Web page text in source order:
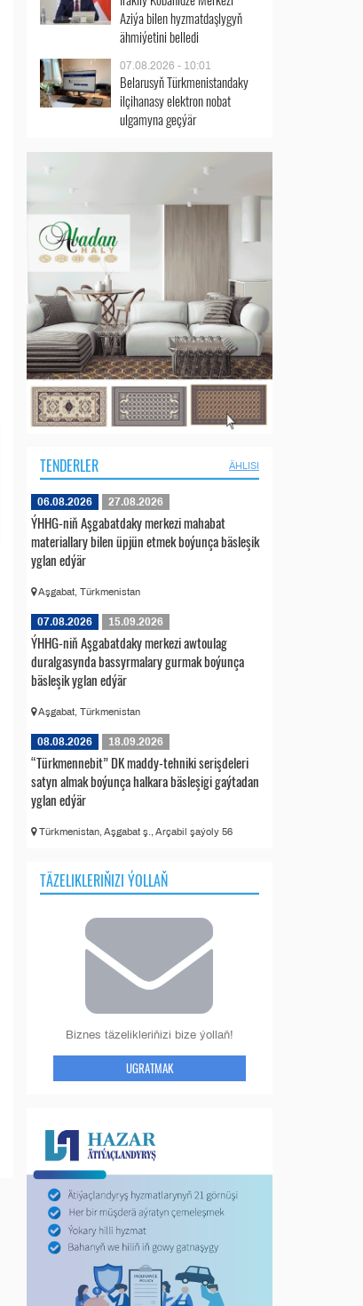
Aziýa bilen hyzmatdaşlygyň
ähmiýetini belledi
07.08.2026 - 10:01
Belarusyň Türkmenistandaky
ilçihanasy elektron nobat
ulgamyna geçýär
TENDERLER ÄHLISI
06.08.2026 27.08.2026
ÝHHG-niň Aşgabatdaky merkezi mahabat
materiallary bilen üpjün etmek boýunça bäsleşik
yglan edýär
Aşgabat, Türkmenistan
07.08.2026 15.09.2026
ÝHHG-niň Aşgabatdaky merkezi awtoulag
duralgasynda bassyrmalary gurmak boýunça
bäsleşik yglan edýär
Aşgabat, Türkmenistan
08.08.2026 18.09.2026
“Türkmennebit” DK maddy-tehniki serişdeleri
satyn almak boýunça halkara bäsleşigi gaýtadan
yglan edýär
Türkmenistan, Aşgabat ş., Arçabil şaýoly 56
TÄZELIKLERIŇIZI ÝOLLAŇ
Biznes täzelikleriňizi bize ýollaň!
UGRATMAK